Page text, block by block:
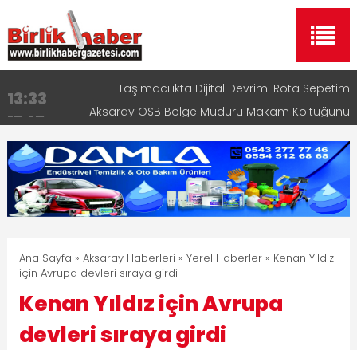
17:15
Aksaray OSB Bölge Müdürü Makam Koltuğunu
Çocuklara Bıraktı
16:00
Aksaray Esnaf Rehberi ile Google ve Yapay Zeka
Aramalarında Öne Çıkın
8:23 Aksaray Esnaf Rehberi Hizmete Girdi
11:30
Birlikhaber.com Yayın Hayatına Başladı | Hızlı ve
Akıllı Haber Platformu
13:33 Taşımacılıkta Dijital Devrim: Rota Sepetim
Ana Sayfa » Aksaray Haberleri » Yerel Haberler» Kenan Yıldız
için Avrupa devleri sıraya girdi
Kenan Yıldız için Avrupa
devleri sıraya girdi